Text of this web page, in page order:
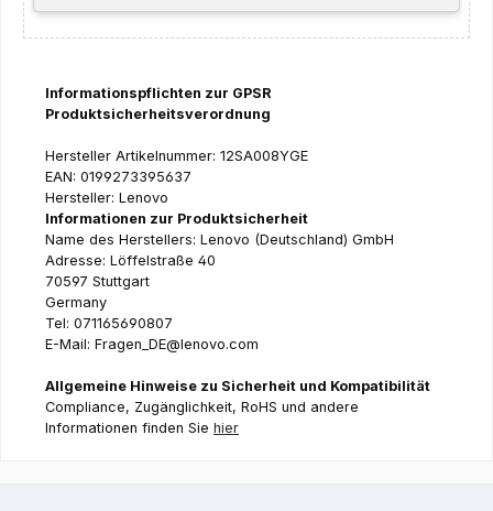
Informationspflichten zur GPSR
Produktsicherheitsverordnung
Hersteller Artikelnummer: 12SA008YGE
EAN: 0199273395637
Hersteller: Lenovo
Informationen zur Produktsicherheit
Name des Herstellers: Lenovo (Deutschland) GmbH
Adresse: Löffelstraße 40
70597 Stuttgart
Germany
Tel: 071165690807
E-Mail: Fragen_DE@lenovo.com
Allgemeine Hinweise zu Sicherheit und Kompatibilität
Compliance, Zugänglichkeit, RoHS und andere
Informationen finden Sie hier